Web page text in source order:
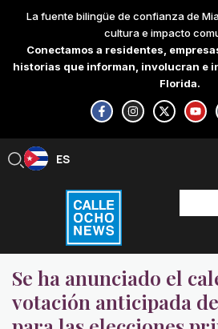
content
La fuente bilingüe de confianza de
cultura e impacto
Conectamos a residentes,
historias que informan, involucran e
Florida.
F
a
c
e
-
f
I
n
s
t
X
-
t
w
Y
o
u
t
ES
EN
Se ha anunciado el
votación anticipada